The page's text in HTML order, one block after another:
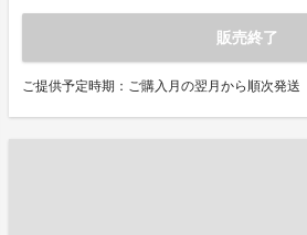
販売終了
ご提供予定時期：ご購入月の翌月から順次発送